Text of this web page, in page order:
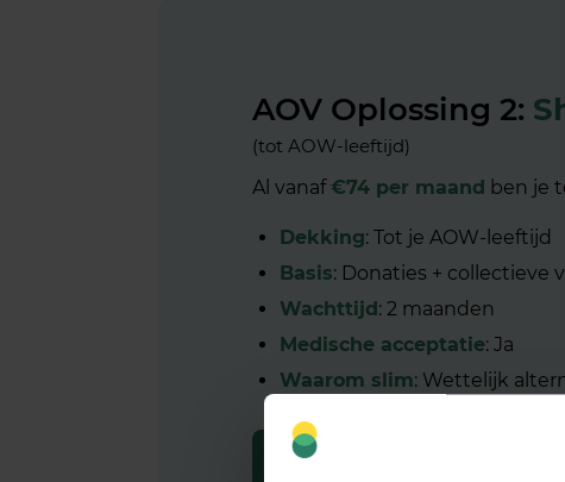
AOV Oplossing 2:
(tot AOW-leeftijd)
Al vanaf€74 per maand ben je
Dekking: Tot je AOW-leeftijd
Basis: Donaties + collectieve
Wachttijd: 2 maanden
Medische acceptatie: Ja
Waarom slim: Wettelijk
regel ’t direct